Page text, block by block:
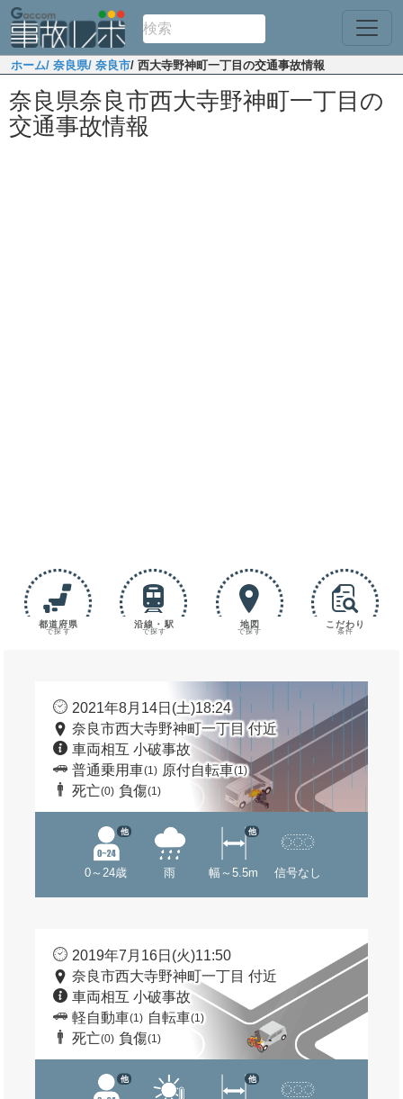
ホーム/ 奈良県/ 奈良市/ 西大寺野神町一丁目の交通事故情報
奈良県奈良市西大寺野神町一丁目の
交通事故情報
都道府県
で探す
沿線・駅
で探す
地図
で探す
こだわり
条件
2021年8月14日(土)18:24
奈良市西大寺野神町一丁目 付近
車両相互 小破事故
普通乗用車(1) 原付自転車(1)
死亡(0) 負傷(1)
0～24歳
他
雨 幅～5.5m
他
信号なし
2019年7月16日(火)11:50
奈良市西大寺野神町一丁目 付近
車両相互 小破事故
軽自動車(1) 自転車(1)
死亡(0) 負傷(1)
他 他